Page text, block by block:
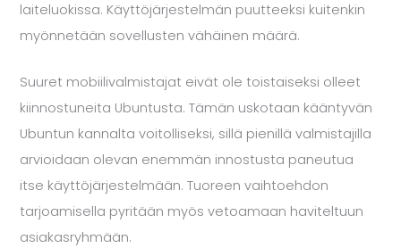
laiteluokissa. Käyttöjärjestelmän puutteeksi kuitenkin
myönnetään sovellusten vähäinen määrä.
Suuret mobiilivalmistajat eivät ole toistaiseksi olleet
kiinnostuneita Ubuntusta. Tämän uskotaan kääntyvän
Ubuntun kannalta voitolliseksi, sillä pienillä valmistajilla
arvioidaan olevan enemmän innostusta paneutua
itse käyttöjärjestelmään. Tuoreen vaihtoehdon
tarjoamisella pyritään myös vetoamaan haviteltuun
asiakasryhmään.